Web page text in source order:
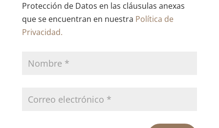
Protección de Datos en las cláusulas anexas
que se encuentran en nuestra Política de
Privacidad.